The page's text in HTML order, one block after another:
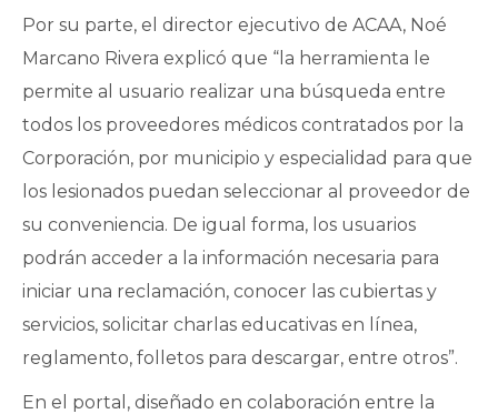
Por su parte, el director ejecutivo de ACAA, Noé
Marcano Rivera explicó que “la herramienta le
permite al usuario realizar una búsqueda entre
todos los proveedores médicos contratados por la
Corporación, por municipio y especialidad para que
los lesionados puedan seleccionar al proveedor de
su conveniencia. De igual forma, los usuarios
podrán acceder a la información necesaria para
iniciar una reclamación, conocer las cubiertas y
servicios, solicitar charlas educativas en línea,
reglamento, folletos para descargar, entre otros”.
En el portal, diseñado en colaboración entre la